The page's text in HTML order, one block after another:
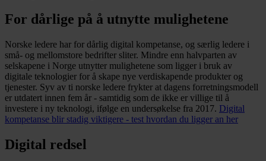
For dårlige på å utnytte mulighetene
Norske ledere har for dårlig digital kompetanse, og særlig ledere i
små- og mellomstore bedrifter sliter. Mindre enn halvparten av
selskapene i Norge utnytter mulighetene som ligger i bruk av
digitale teknologier for å skape nye verdiskapende produkter og
tjenester. Syv av ti norske ledere frykter at dagens forretningsmodell
er utdatert innen fem år - samtidig som de ikke er villige til å
investere i ny teknologi, ifølge en undersøkelse fra 2017. Digital
kompetanse blir stadig viktigere - test hvordan du ligger an her
Digital redsel